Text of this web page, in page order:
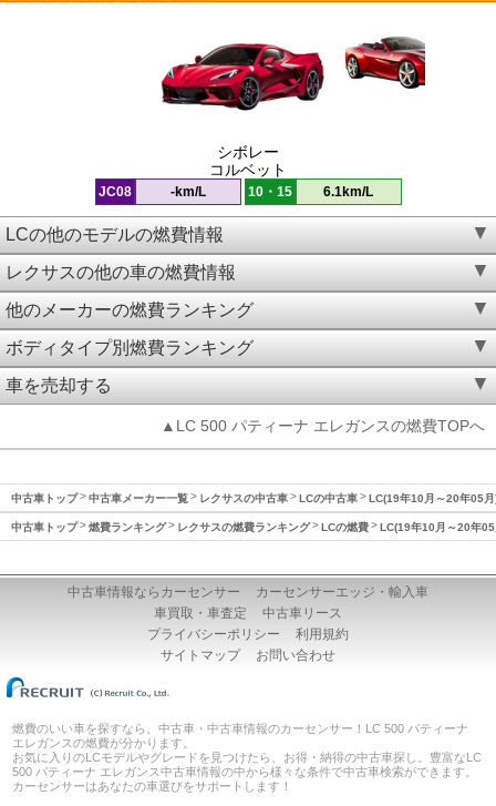
シボレー
コルベット
JC08 -km/L 10・15 6.1km/L
LCの他のモデルの燃費情報
レクサスの他の車の燃費情報
他のメーカーの燃費ランキング
ボディタイプ別燃費ランキング
車を売却する
▲LC 500 パティーナ エレガンスの燃費TOPへ
中古車トップ 中古車メーカー一覧 レクサスの中古車 LCの中古車 LC(19年10月～20年05
中古車トップ 燃費ランキング レクサスの燃費ランキング LCの燃費 LC(19年10月～20年
中古車情報ならカーセンサー
カーセンサーエッジ・輸入車
車買取・車査定
中古車リース
プライバシーポリシー
利用規約
サイトマップ
お問い合わせ
燃費のいい車を探すなら、中古車・中古車情報のカーセンサー！LC 500 パティーナ
エレガンスの燃費が分かります。
お気に入りのLCモデルやグレードを見つけたら、お得・納得の中古車探し。豊富なLC
500 パティーナ エレガンス中古車情報の中から様々な条件で中古車検索ができます。
カーセンサーはあなたの車選びをサポートします！